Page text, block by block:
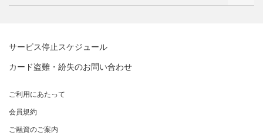
借入時残高スライドリボルビング方式
三菱UFJニコス ローンカード 各種規約
三菱ＵＦＪカード会員の方
NICOSカード会員の方
プラチナ会員さま専用の特別なサービス Platinum
Special Service
大規模企業のお客さまだけにご利用いただけるサービス
各種照会・お手続き
法人のお客さま サイトマップ
法人向けポータルサイト
お取り扱いいただけるカード情報とお支払い情報
加盟店規約/その他ご注意事項
個人情報のお取り扱いに関するお願い
[EC加盟店さまへ] 情報漏えい対策のお願い
[EC加盟店さまへ] 不正ログイン対策のお願い
サービス・ソリューション
よくあるご質問
事業者・加盟店のお客さま
三菱UFJニコスについて
経営ビジョン・行動規範
企業姿勢・ポリシー
コンプライアンス
コーポレートガバナンスについて
サステナビリティへの取り組み
サステナビリティへの取り組み
SDGsの達成に向けて
ニュースリリース
サービス停止スケジュール
カード盗難・紛失のお問い合わせ
ご利用にあたって
会員規約
ご融資のご案内